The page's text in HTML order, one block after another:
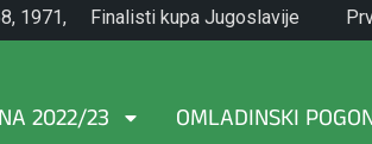
1971,
Finalisti kupa Jugoslavije
1965.
2022/23 OMLADINSKI